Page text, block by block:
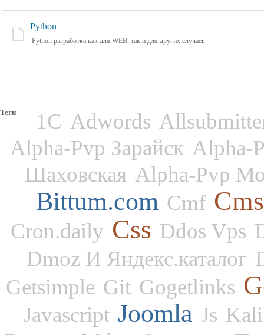
Python
Python разработка как для WEB, так и для других случаев
Теги 1С Adwords
Alpha-Pvp Зарайск Alpha-
Шаховская Alpha-Pvp
Bittum.com Cmf Cms
Cron.daily Css Ddos Vps
Dmoz И Яндекс.каталог
Getsimple Git Gogetlinks
Javascript Joomla Js